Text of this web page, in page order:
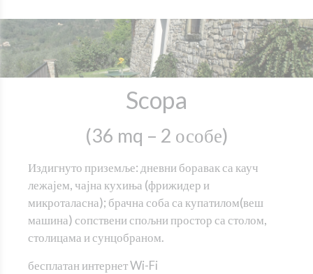
Scopa
(36 mq – 2 особе)
Издигнуто приземље: дневни боравак са кауч
лежајем, чајна кухиња (фрижидер и
микроталасна); брачна соба са купатилом(веш
машина) сопствени спољни простор са столом,
столицама и сунцобраном.
бесплатан интернет Wi-Fi